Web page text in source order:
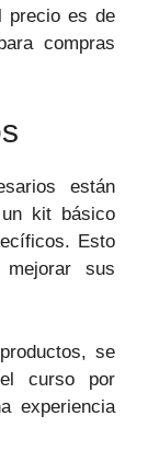
precio es de
compras
están
kit básico
Esto
sus
se
curso por
experiencia